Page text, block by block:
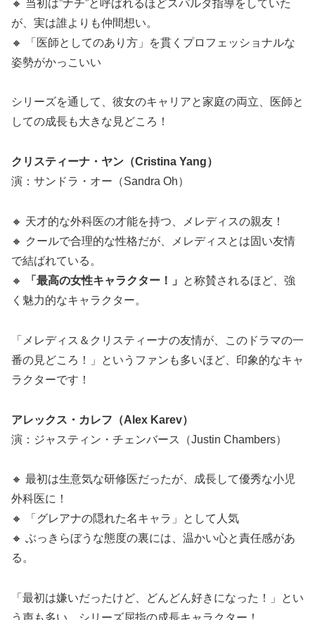
🔸 当初は”ナチ”と呼ばれるほどスパルタ指導をしていた
が、実は誰よりも仲間想い。
🔸 「医師としてのあり方」を貫くプロフェッショナルな
姿勢がかっこいい
シリーズを通して、彼女のキャリアと家庭の両立、医師と
しての成長も大きな見どころ！
クリスティーナ・ヤン（Cristina Yang）
演：サンドラ・オー（Sandra Oh）
🔸 天才的な外科医の才能を持つ、メレディスの親友！
🔸 クールで合理的な性格だが、メレディスとは固い友情
で結ばれている。
🔸
「最高の女性キャラクター！」
と称賛されるほど、強
く魅力的なキャラクター。
「メレディス＆クリスティーナの友情が、このドラマの一
番の見どころ！」というファンも多いほど、印象的なキャ
ラクターです！
アレックス・カレフ（Alex Karev）
演：ジャスティン・チェンバース（Justin Chambers）
🔸 最初は生意気な研修医だったが、成長して優秀な小児
外科医に！
🔸 「グレアナの隠れた名キャラ」として人気
🔸 ぶっきらぼうな態度の裏には、温かい心と責任感があ
る。
「最初は嫌いだったけど、どんどん好きになった！」とい